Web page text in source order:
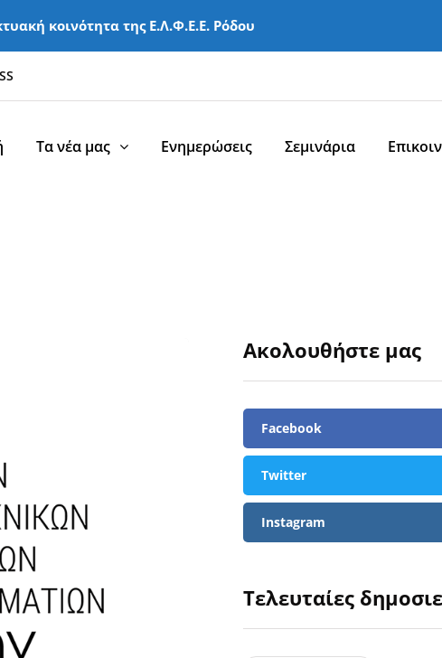
κοινότητα της Ε.Λ.Φ.Ε.Ε. Ρόδου
Τα νέα μας Ενημερώσεις Σεμινάρια
Ακολουθήστε μας
Facebook
Twitter
Instagram
Τελευταίες